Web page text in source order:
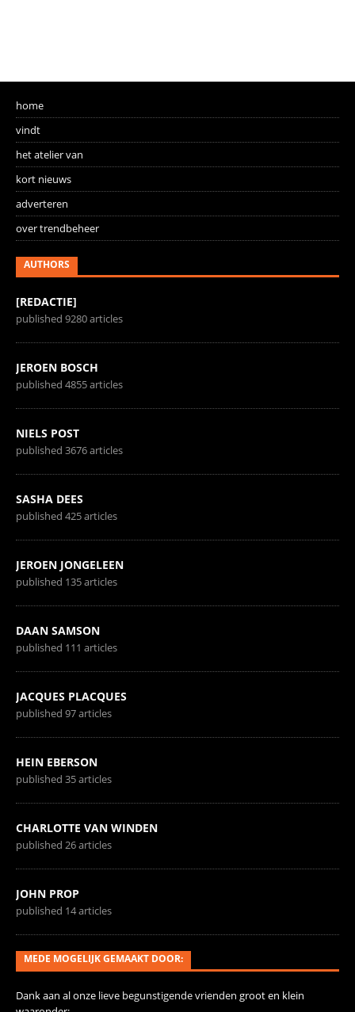
home
vindt
het atelier van
kort nieuws
adverteren
over trendbeheer
AUTHORS
[REDACTIE]
published 9280 articles
JEROEN BOSCH
published 4855 articles
NIELS POST
published 3676 articles
SASHA DEES
published 425 articles
JEROEN JONGELEEN
published 135 articles
DAAN SAMSON
published 111 articles
JACQUES PLACQUES
published 97 articles
HEIN EBERSON
published 35 articles
CHARLOTTE VAN WINDEN
published 26 articles
JOHN PROP
published 14 articles
MEDE MOGELIJK GEMAAKT DOOR:
Dank aan al onze lieve begunstigende vrienden groot en klein